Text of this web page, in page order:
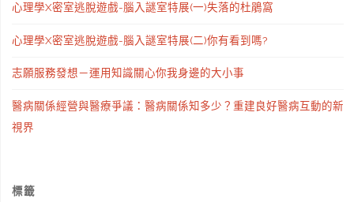
心理學X密室逃脫遊戲-腦入謎室特展(一)失落的杜鵑窩
心理學X密室逃脫遊戲-腦入謎室特展(二)你有看到嗎?
志願服務發想－運用知識關心你我身邊的大小事
醫病關係經營與醫療爭議：醫病關係知多少？重建良好醫病互動的新
視界
標籤